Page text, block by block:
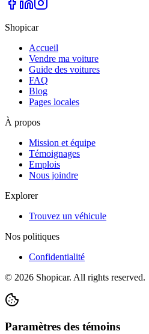
Shopicar
Accueil
Vendre ma voiture
Guide des voitures
FAQ
Blog
Pages locales
À propos
Mission et équipe
Témoignages
Emplois
Nous joindre
Explorer
Trouvez un véhicule
Nos politiques
Confidentialité
© 2026 Shopicar. All rights reserved.
Paramètres des témoins